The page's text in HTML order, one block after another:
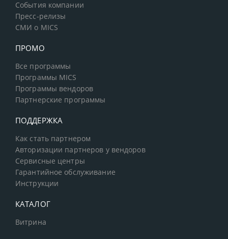
События компании
Пресс-релизы
СМИ о MICS
ПРОМО
Все программы
Программы MICS
Программы вендоров
Партнерские программы
ПОДДЕРЖКА
Как стать партнером
Авторизации партнеров у вендоров
Сервисные центры
Гарантийное обслуживание
Инструкции
КАТАЛОГ
Витрина